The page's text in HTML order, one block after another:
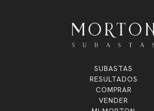
SUBASTAS
RESULTADOS
COMPRAR
VENDER